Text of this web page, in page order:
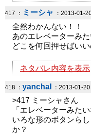
417 ： ミーシャ ：2013-01-
全然わかんない！！
あのエレベーターみ
どこを何回押せばいい
ネタバレ内容を表示
418 ： yanchal ：2013-01-
>417 ミーシャさん
「エレベーターみた
いろな形のボタンら
か？